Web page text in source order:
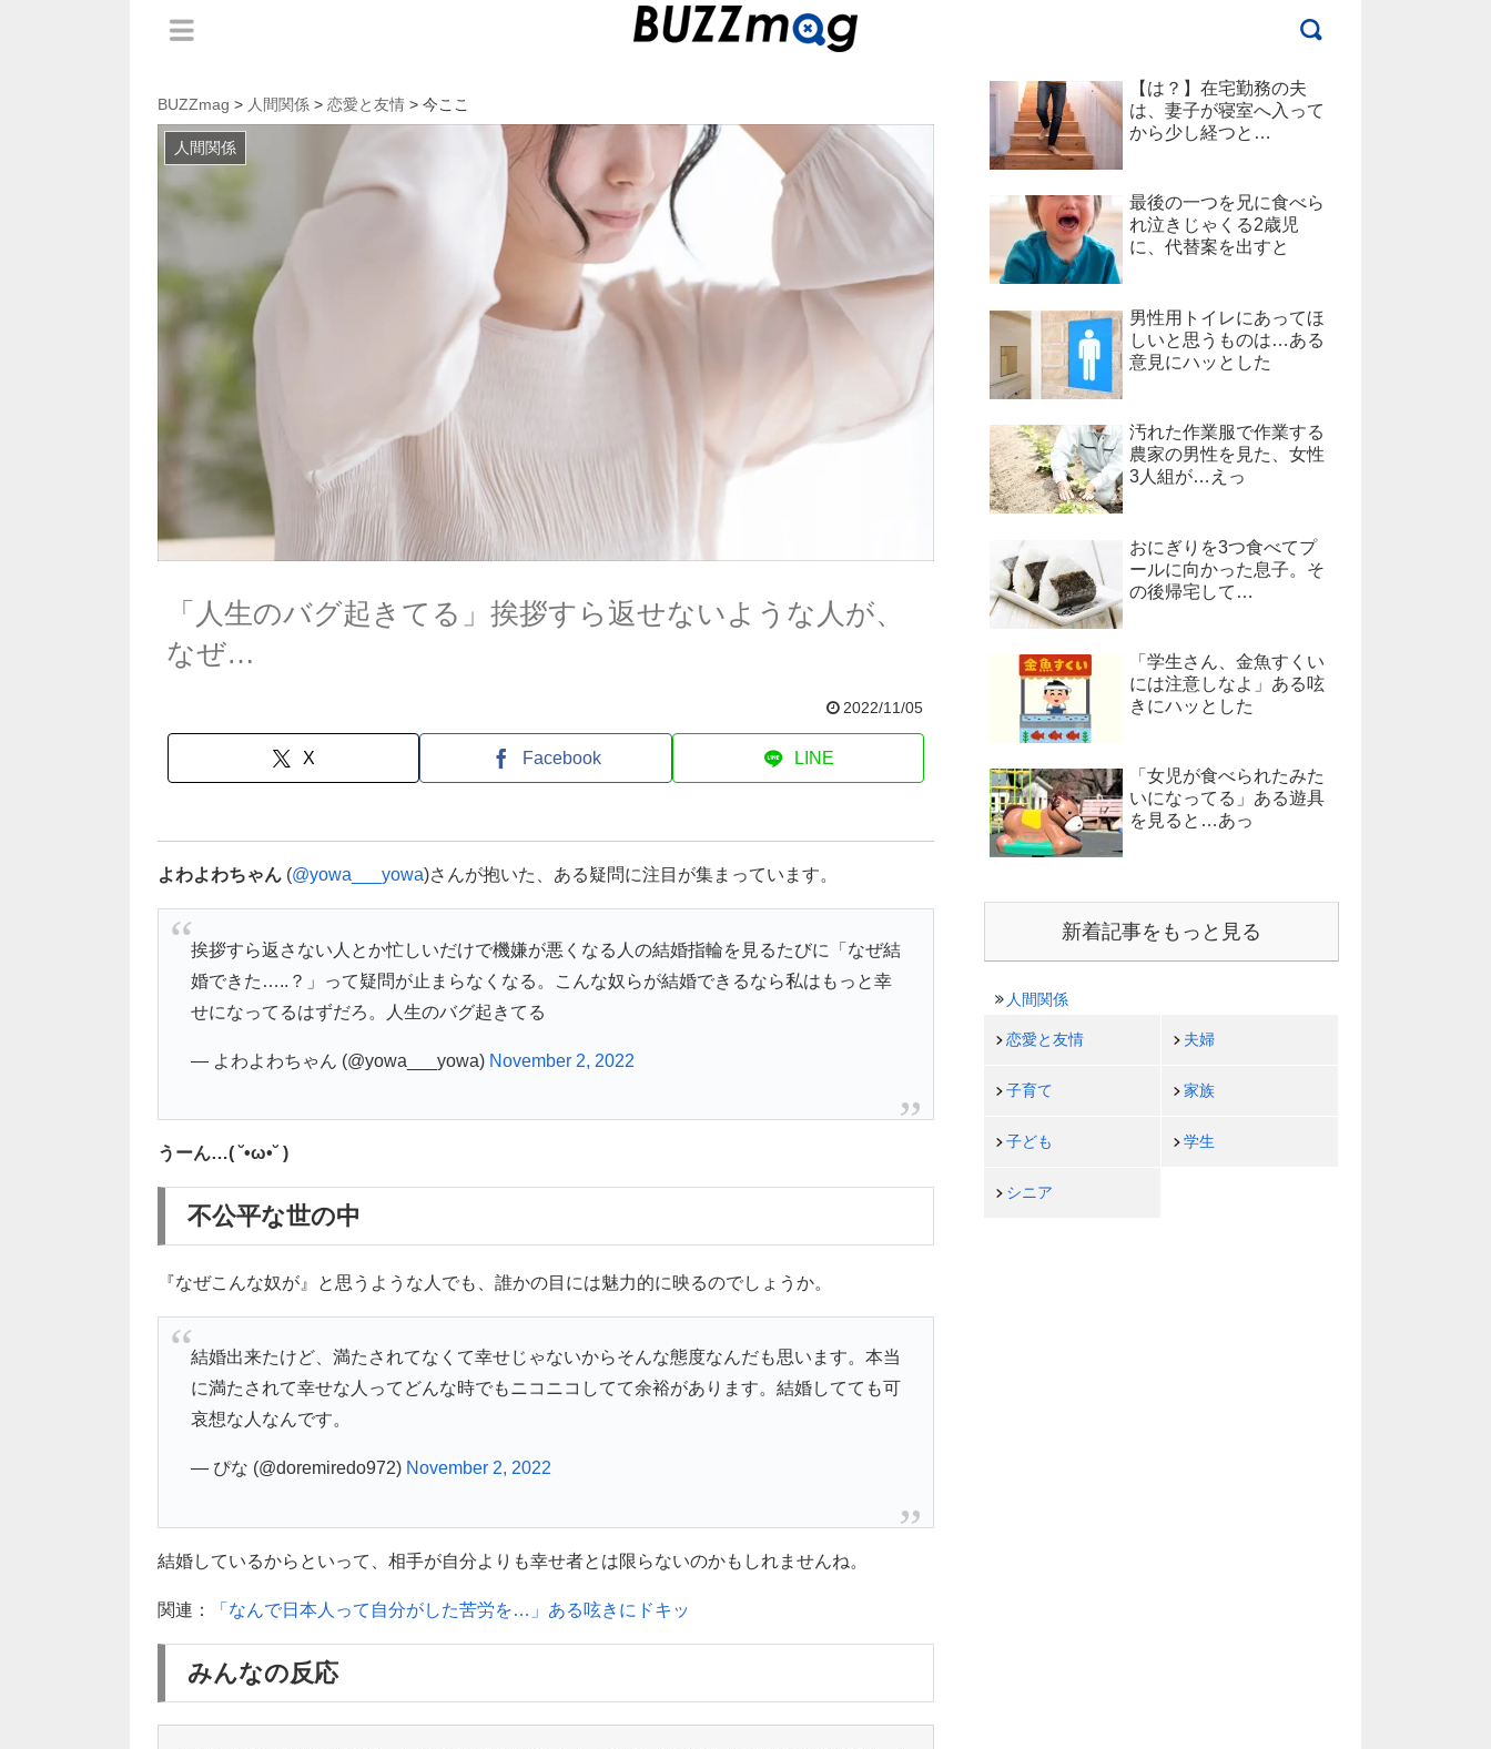
BUZZmag > 人間関係 > 恋愛と友情 > 今ここ
人間関係
「人生のバグ起きてる」挨拶すら返せないような人が、
なぜ…
2022/11/05
X Facebook LINE
よわよわちゃん (@yowa___yowa)さんが抱いた、ある疑問に注目が集まっています。
挨拶すら返さない人とか忙しいだけで機嫌が悪くなる人の結婚指輪を見るたびに「なぜ結
婚できた…..？」って疑問が止まらなくなる。こんな奴らが結婚できるなら私はもっと幸
せになってるはずだろ。人生のバグ起きてる
— よわよわちゃん (@yowa___yowa) November 2, 2022
うーん…( ˘•ω•˘ )
不公平な世の中
『なぜこんな奴が』と思うような人でも、誰かの目には魅力的に映るのでしょうか。
結婚出来たけど、満たされてなくて幸せじゃないからそんな態度なんだも思います。本当
に満たされて幸せな人ってどんな時でもニコニコしてて余裕があります。結婚してても可
哀想な人なんです。
— ぴな (@doremiredo972) November 2, 2022
結婚しているからといって、相手が自分よりも幸せ者とは限らないのかもしれませんね。
関連： 「なんで日本人って自分がした苦労を…」ある呟きにドキッ
みんなの反応
【は？】在宅勤務の夫
は、妻子が寝室へ入って
から少し経つと…
最後の一つを兄に食べら
れ泣きじゃくる2歳児
に、代替案を出すと
男性用トイレにあってほ
しいと思うものは…ある
意見にハッとした
汚れた作業服で作業する
農家の男性を見た、女性
3人組が…えっ
おにぎりを3つ食べてプ
ールに向かった息子。そ
の後帰宅して…
「学生さん、金魚すくい
には注意しなよ」ある呟
きにハッとした
「女児が食べられたみた
いになってる」ある遊具
を見ると…あっ
新着記事をもっと見る
人間関係
恋愛と友情 夫婦
子育て 家族
子ども 学生
シニア